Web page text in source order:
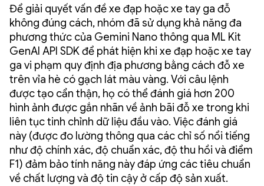
Để giải quyết vấn đề xe đạp hoặc xe tay ga đỗ
không đúng cách, nhóm đã sử dụng khả năng đa
phương thức của Gemini Nano thông qua ML Kit
GenAI API SDK để phát hiện khi xe đạp hoặc xe tay
ga vi phạm quy định địa phương bằng cách đỗ xe
trên vỉa hè có gạch lát màu vàng. Với câu lệnh
được tạo cẩn thận, họ có thể đánh giá hơn 200
hình ảnh được gắn nhãn về ảnh bãi đỗ xe trong khi
liên tục tinh chỉnh dữ liệu đầu vào. Việc đánh giá
này (được đo lường thông qua các chỉ số nổi tiếng
như độ chính xác, độ chuẩn xác, độ thu hồi và điểm
F1) đảm bảo tính năng này đáp ứng các tiêu chuẩn
về chất lượng và độ tin cậy ở cấp độ sản xuất.